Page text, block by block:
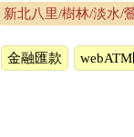
新北八里/樹林/淡水/
金融匯款